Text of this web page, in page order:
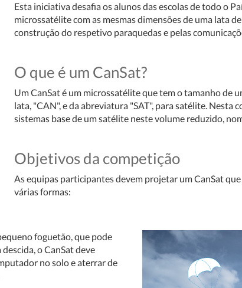
Esta iniciativa desafia os alunos das escolas de todo o
microssatélite com as mesmas dimensões de uma lata
construção do respetivo paraquedas e pelas
O que é um CanSat?
Um CanSat é um microssatélite que tem o tamanho de
lata, "CAN", e da abreviatura "SAT", para satélite.
sistemas base de um satélite neste volume reduzido,
Objetivos da competição
As equipas participantes devem projetar um CanSat
várias formas:
foguetão, que pode
o CanSat deve
no solo e aterrar de